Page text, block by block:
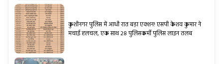
कुशीनगर पुलिस में आधी रात बड़ा एक्शन! एसपी केशव कुमार ने
मचाई हलचल, एक साथ 28 पुलिसकर्मी पुलिस लाइन तलब